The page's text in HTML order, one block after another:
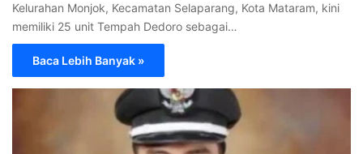
Kelurahan Monjok, Kecamatan Selaparang, Kota Mataram, kini
memiliki 25 unit Tempah Dedoro sebagai…
Baca Lebih Banyak »